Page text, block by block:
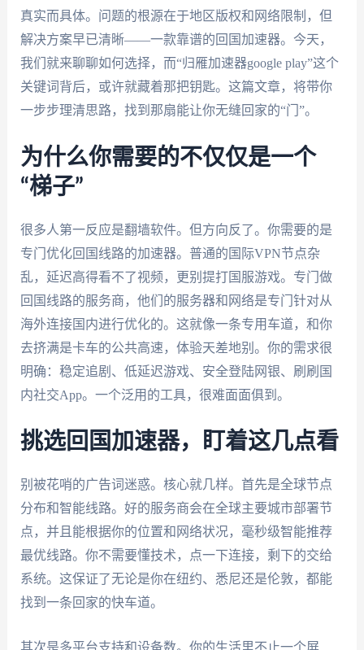
真实而具体。问题的根源在于地区版权和网络限制，但
解决方案早已清晰——一款靠谱的回国加速器。今天，
我们就来聊聊如何选择，而“归雁加速器google play”这个
关键词背后，或许就藏着那把钥匙。这篇文章，将带你
一步步理清思路，找到那扇能让你无缝回家的“门”。
为什么你需要的不仅仅是一个
“梯子”
很多人第一反应是翻墙软件。但方向反了。你需要的是
专门优化回国线路的加速器。普通的国际VPN节点杂
乱，延迟高得看不了视频，更别提打国服游戏。专门做
回国线路的服务商，他们的服务器和网络是专门针对从
海外连接国内进行优化的。这就像一条专用车道，和你
去挤满是卡车的公共高速，体验天差地别。你的需求很
明确：稳定追剧、低延迟游戏、安全登陆网银、刷刷国
内社交App。一个泛用的工具，很难面面俱到。
挑选回国加速器，盯着这几点看
别被花哨的广告词迷惑。核心就几样。首先是全球节点
分布和智能线路。好的服务商会在全球主要城市部署节
点，并且能根据你的位置和网络状况，毫秒级智能推荐
最优线路。你不需要懂技术，点一下连接，剩下的交给
系统。这保证了无论是你在纽约、悉尼还是伦敦，都能
找到一条回家的快车道。
其次是多平台支持和设备数。你的生活里不止一个屏